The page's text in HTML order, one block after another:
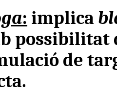
: implica
possibilitat
de